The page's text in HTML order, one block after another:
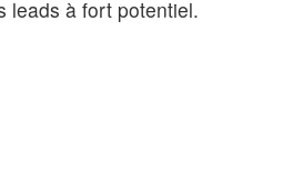
leads à fort potentiel.